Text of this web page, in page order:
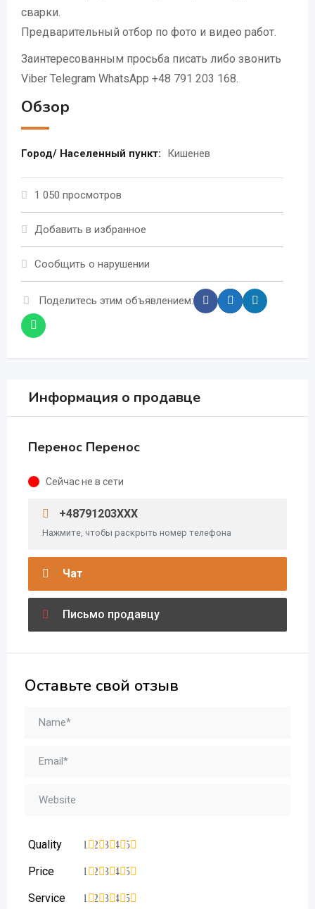
сварки.
Предварительный отбор по фото и видео работ.
Заинтересованным просьба писать либо звонить
Viber Telegram WhatsApp +48 791 203 168.
Обзор
Город/ Населенный пункт: Кишенев
1 050 просмотров
Добавить в избранное
Сообщить о нарушении
Поделитесь этим объявлением:
Информация о продавце
Перенос Перенос
Сейчас не в сети
+48791203XXX
Нажмите, чтобы раскрыть номер телефона
Чат
Письмо продавцу
Оставьте свой отзыв
Quality 5
4
3
2
1
Price 5
4
3
2
1
Service 5
4
3
2
1